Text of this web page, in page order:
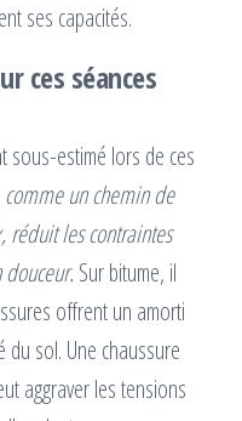
ses capacités.
ces séances
sous-estimé lors de ces
un chemin de
réduit les contraintes
Sur bitume, il
offrent un amorti
sol. Une chaussure
aggraver les tensions